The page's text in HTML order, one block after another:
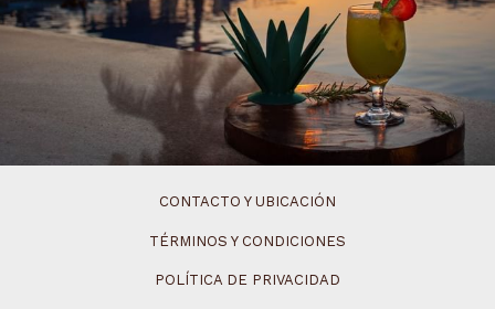
CONTACTO Y UBICACIÓN
TÉRMINOS Y CONDICIONES
POLÍTICA DE PRIVACIDAD